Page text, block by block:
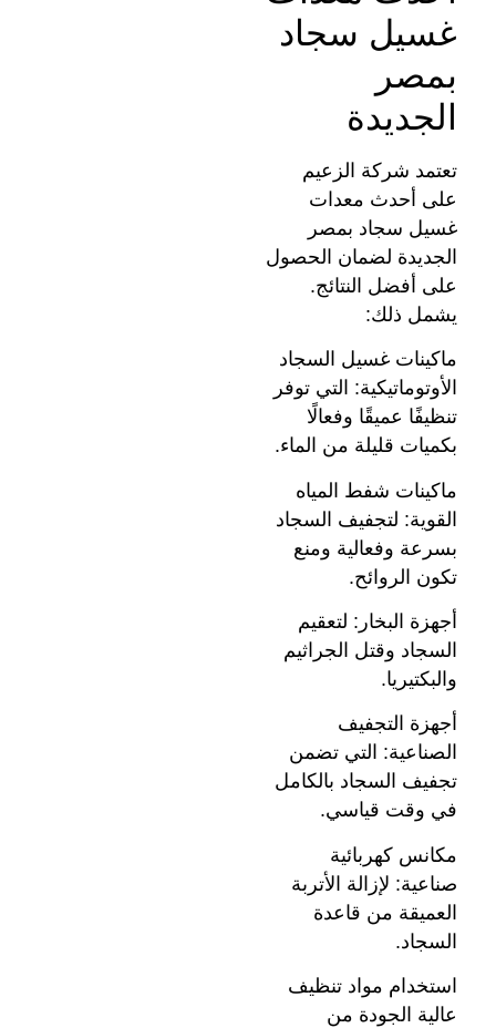
غسيل سجاد
بمصر
الجديدة
تعتمد شركة الزعيم
على أحدث معدات
غسيل سجاد بمصر
الجديدة لضمان الحصول
على أفضل النتائج.
يشمل ذلك:
ماكينات غسيل السجاد
الأوتوماتيكية: التي توفر
تنظيفًا عميقًا وفعالًا
بكميات قليلة من الماء.
ماكينات شفط المياه
القوية: لتجفيف السجاد
بسرعة وفعالية ومنع
تكون الروائح.
أجهزة البخار: لتعقيم
السجاد وقتل الجراثيم
والبكتيريا.
أجهزة التجفيف
الصناعية: التي تضمن
تجفيف السجاد بالكامل
في وقت قياسي.
مكانس كهربائية
صناعية: لإزالة الأتربة
العميقة من قاعدة
السجاد.
استخدام مواد تنظيف
عالية الجودة من